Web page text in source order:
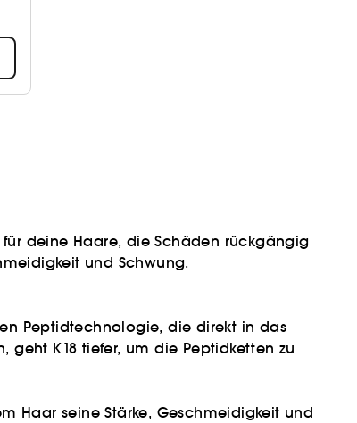
deine Haare, die Schäden rückgängig
und Schwung.
Peptidtechnologie, die direkt in das
geht K18 tiefer, um die Peptidketten zu
Haar seine Stärke, Geschmeidigkeit und